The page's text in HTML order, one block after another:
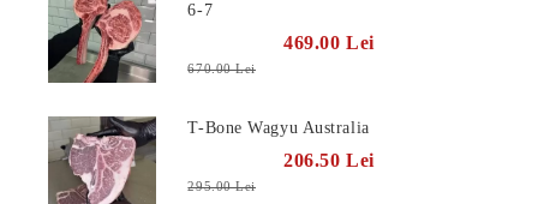
6-7
469.00 Lei
670.00 Lei
T-Bone Wagyu Australia
206.50 Lei
295.00 Lei